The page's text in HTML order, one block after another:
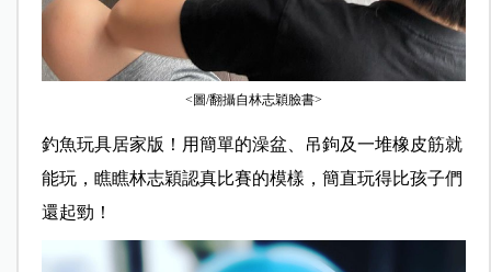
<圖/翻攝自林志穎臉書>
釣魚玩具居家版！用簡單的澡盆、吊鉤及一堆橡皮筋就
能玩，瞧瞧林志穎認真比賽的模樣，簡直玩得比孩子們
還起勁！